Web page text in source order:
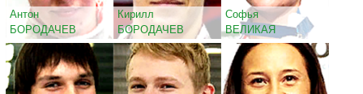
Антон
БОРОДАЧЕВ
Кирилл
БОРОДАЧЕВ
Софья
ВЕЛИКАЯ